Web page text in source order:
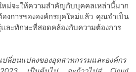
จะให้ความสำคัญกับบุคคลเหล่านี้มาก
งการขององค์กรยุคใหม่แล้ว คุณจำเป็น
ละทักษะที่สอดคล้องกับความต้องการ
ปลี่ยนแปลงของอุตสาหกรรมและองค์กร